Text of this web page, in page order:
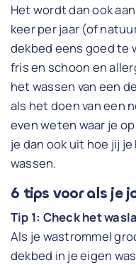
Het wordt dan ook
keer per jaar (of
dekbed eens goed te
fris en schoon en
het wassen van een
als het doen van een
even weten waar je
je dan ook uit hoe jij
wassen.
6 tips voor als je
Tip 1: Check het
Als je wastrommel
dekbed in je eigen